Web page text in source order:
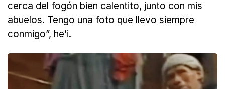
cerca del fogón bien calentito, junto con mis
abuelos. Tengo una foto que llevo siempre
conmigo”, he’i.